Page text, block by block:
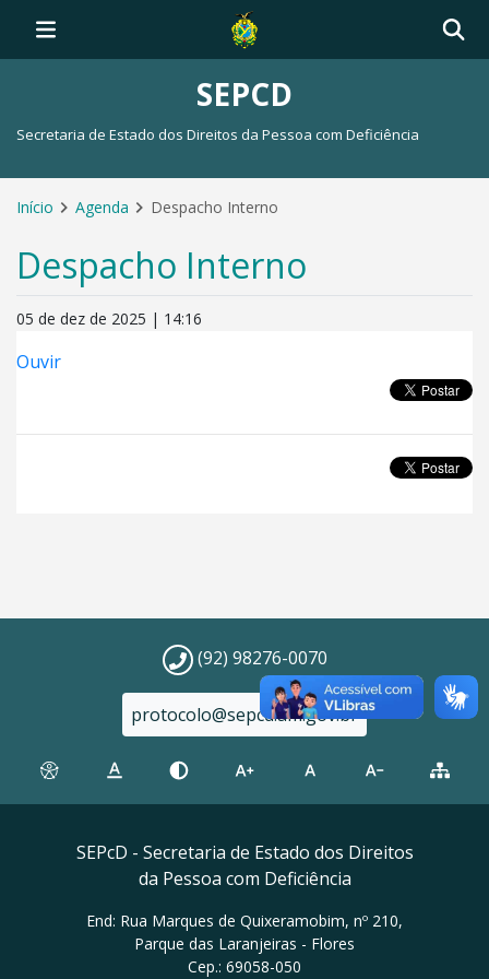
SEPCD
Secretaria de Estado dos Direitos da Pessoa com Deficiência
Início Agenda Despacho Interno
Despacho Interno
05 de dez de 2025 | 14:16
Ouvir
(92) 98276-0070
protocolo@sepcd.am.gov.br
SEPcD - Secretaria de Estado dos Direitos
da Pessoa com Deficiência
End: Rua Marques de Quixeramobim, nº 210,
Parque das Laranjeiras - Flores
Cep.: 69058-050